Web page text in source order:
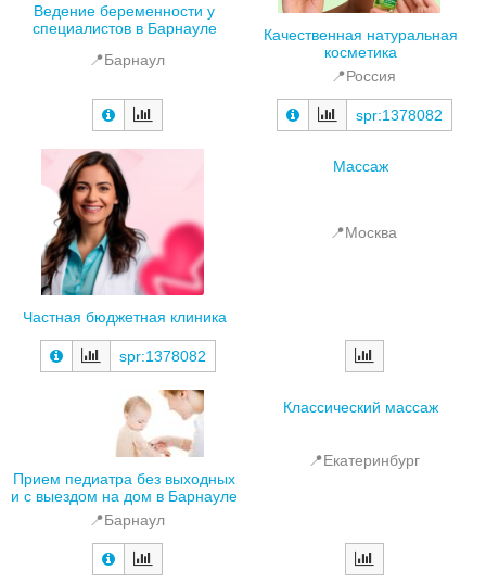
Ведение беременности у
специалистов в Барнауле
📍Барнаул
Качественная натуральная
косметика
📍Россия
spr:1378082
Частная бюджетная клиника
spr:1378082
Массаж
📍Москва
Прием педиатра без выходных
и с выездом на дом в Барнауле
📍Барнаул
Классический массаж
📍Екатеринбург